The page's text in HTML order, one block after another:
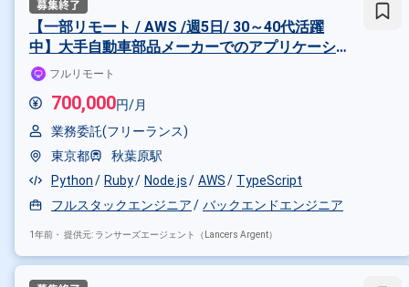
【一部リモート / AWS /週5日/ 30～40代活躍
中】大手自動車部品メーカーでのアプリケーシ
ョン開発案件！
フルリモート
700,000円/月
業務委託(フリーランス)
東京都
秋葉原駅
Python
Ruby Node.js AWS
TypeScript
フルスタックエンジニア
バックエンドエンジニア
1年前・ 提供元: ランサーズエージェント（Lancers Argent）
フロントエンドエンジニア